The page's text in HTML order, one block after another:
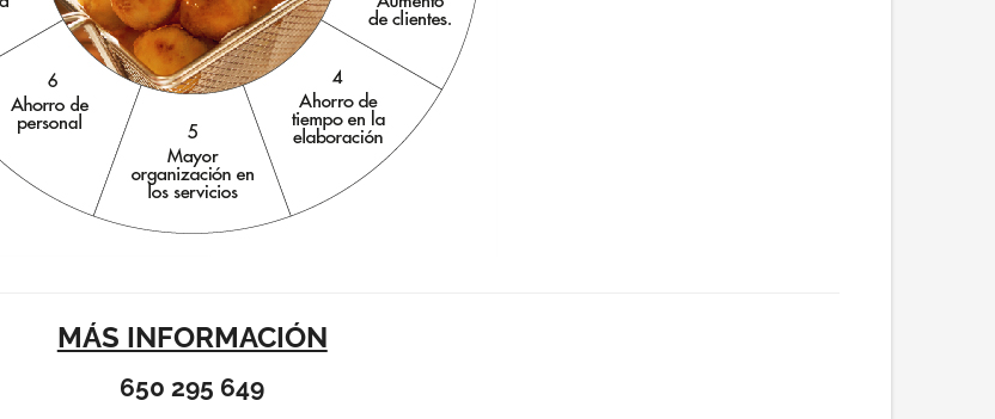
MÁS INFORMACIÓN
650 295 649